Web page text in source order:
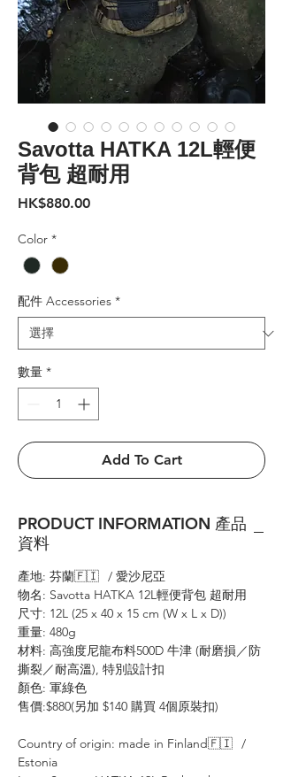
Savotta HATKA 12L輕便
背包 超耐用
HK$880.00價
Color *
配件 Accessories *
數量 *
Add To Cart
PRODUCT INFORMATION 產品
資料
產地: 芬蘭🇫🇮⠀/ 愛沙尼亞
物名: Savotta HATKA 12L輕便背包 超耐用
尺寸: 12L (25 x 40 x 15 cm (W x L x D))
重量: 480g
材料: 高強度尼龍布料500D 牛津 (耐磨損／防
撕裂／耐高溫), 特別設計扣
顏色: 軍綠色
售價:$880(另加 $140 購買 4個原裝扣)
Country of origin: made in Finland🇫🇮⠀/
Estonia